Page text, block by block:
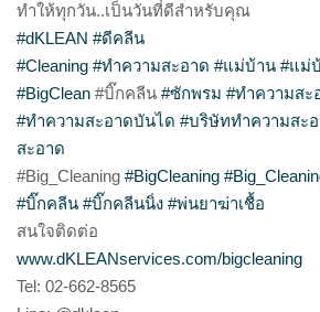
ทำให้ทุกวัน..เป็นวันที่ดีสำหรับคุณ
#dKLEAN #ดีคลีน
#Cleaning #ทำความสะอาด #แม่บ้าน #แม่
#BigClean #บิ๊กคลีน #ซักพรม #ทำความส
#ทำความสะอาดบันได #บริษัททำความสะ
สะอาด
#Big_Cleaning #BigCleaning
#บิ๊กคลีน #บิ๊กคลีนนิ่ง #พ่นยาฆ่าเชื้อ
สนใจติดต่อ
www.dKLEANservices.com/bigcleaning
Tel: 02-662-8565